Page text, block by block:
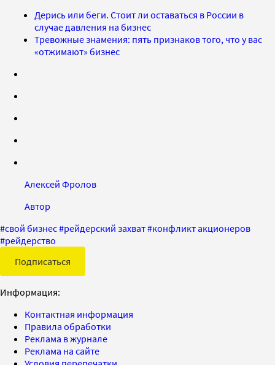
Дерись или беги. Стоит ли оставаться в России в
случае давления на бизнес
Тревожные знамения: пять признаков того, что у вас
«отжимают» бизнес
Алексей Фролов
Автор
#свой бизнес#рейдерский захват#конфликт акционеров
#рейдерство
Подписаться
Информация:
Контактная информация
Правила обработки
Реклама в журнале
Реклама на сайте